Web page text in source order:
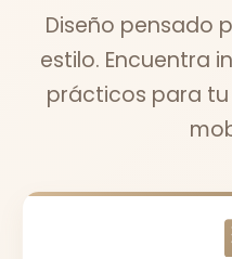
Diseño pensado
estilo. Encuentra
prácticos para